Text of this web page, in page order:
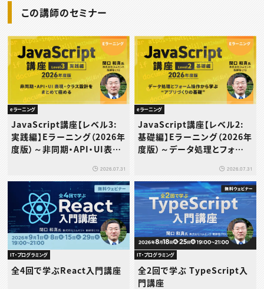
この講師のセミナー
eラーニング
JavaScript講座【レベル3:
実践編】Eラーニング（2026年
度版）～非同期・API・UI表
2026.07.31
eラーニング
JavaScript講座【レベル2:
基礎編】Eラーニング（2026年
度版）～データ処理とフォーム
2026.07.31
IT・プログラミング
全4回で学ぶReact入門講座
IT・プログラミング
全2回で学ぶ TypeScript入
門講座